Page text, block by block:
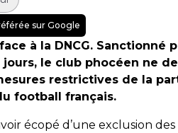
sur Google
à la DNCG. Sanctionné
jours, le club phocéen ne
restrictives de la
football français.
écopé d’une exclusion des